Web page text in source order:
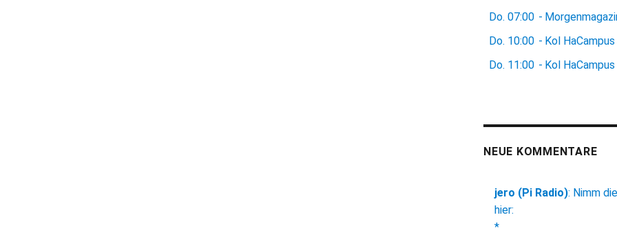
Do. 07:00 -
Do. 10:00 - Kol HaCampus
Do. 11:00 - Kol HaCampus
NEUE KOMMENTARE
jero (Pi Radio): Nimm die
hier:
*